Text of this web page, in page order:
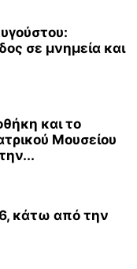
σε μνημεία και
και το
Μουσείου
κάτω από την